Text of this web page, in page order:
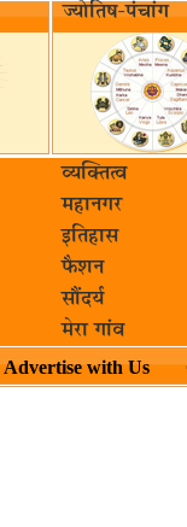
ज्योतिष-पंचांग
व्यक्तित्व
महानगर
इतिहास
फैशन
सौंदर्य
मेरा गांव
Advertise with Us